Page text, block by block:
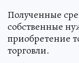
Полученные
собственные
приобретение
торговли.